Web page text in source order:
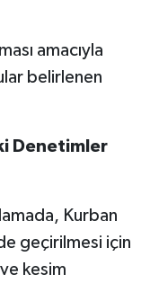
amacıyla
belirlenen
Denetimler
Kurban
geçirilmesi için
kesim